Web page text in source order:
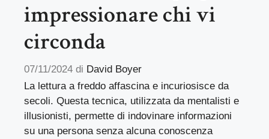
impressionare chi vi
circonda
07/11/2024 di David Boyer
La lettura a freddo affascina e incuriosisce da
secoli. Questa tecnica, utilizzata da mentalisti e
illusionisti, permette di indovinare informazioni
su una persona senza alcuna conoscenza